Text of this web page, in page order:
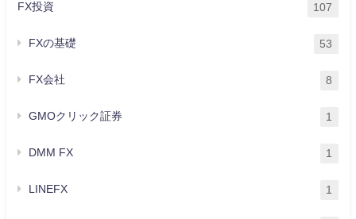
FX投資 107
FXの基礎 53
FX会社 8
GMOクリック証券 1
DMM FX 1
LINEFX 1